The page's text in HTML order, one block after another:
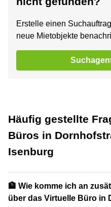
Erstelle einen
neue Mietobjekte
Häufig gestellte
Büros in
Isenburg
🏦 Wie komme ich an
über das Virtuelle Büro in